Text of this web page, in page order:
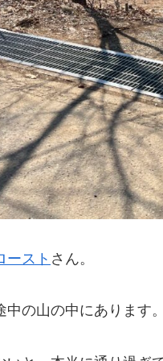
ースト さん。
中の山の中にあります